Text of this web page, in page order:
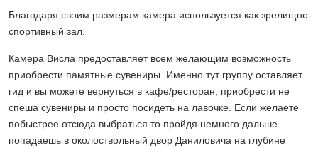
Благодаря своим размерам камера используется как зрелищно-
спортивный зал.
Камера Висла предоставляет всем желающим возможность
приобрести памятные сувениры. Именно тут группу оставляет
гид и вы можете вернуться в кафе/ресторан, приобрести не
спеша сувениры и просто посидеть на лавочке. Если желаете
побыстрее отсюда выбраться то пройдя немного дальше
попадаешь в околоствольный двор Даниловича на глубине